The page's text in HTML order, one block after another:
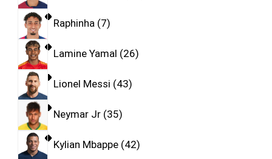
Raphinha 7
Lamine Yamal 26
Lionel Messi 43
Neymar Jr 35
Kylian Mbappe 42